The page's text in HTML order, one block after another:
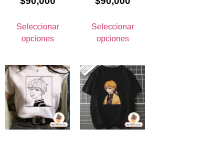
Seleccionar
opciones
Seleccionar
opciones